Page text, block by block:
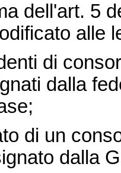
dell'art. 5
alle
di
dalla
di un
dalla